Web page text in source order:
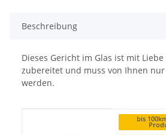
Beschreibung
Dieses Gericht im Glas ist mit
zubereitet und muss von Ihnen
werden.
bis